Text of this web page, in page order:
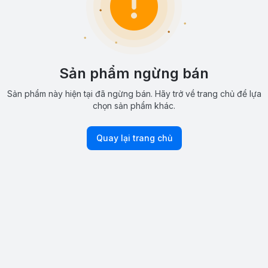
Sản phẩm ngừng bán
Sản phẩm này hiện tại đã ngừng bán. Hãy trở về trang chủ để lựa
chọn sản phẩm khác.
Quay lại trang chủ